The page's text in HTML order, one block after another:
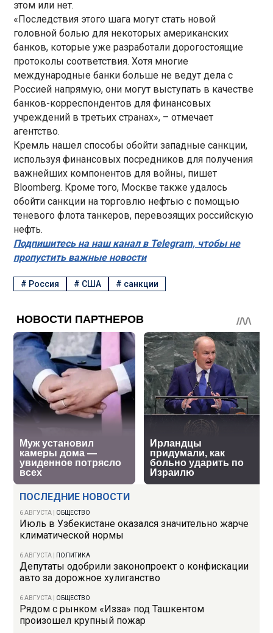
ПОСЛЕДНИЕ НОВОСТИ
6 АВГУСТА ОБЩЕСТВО
Июль в Узбекистане оказался значительно жарче
климатической нормы
6 АВГУСТА ПОЛИТИКА
Депутаты одобрили законопроект о конфискации
авто за дорожное хулиганство
6 АВГУСТА ОБЩЕСТВО
Рядом с рынком «Изза» под Ташкентом
произошел крупный пожар
этом или нет.
«Последствия этого шага могут стать новой
головной болью для некоторых американских
банков, которые уже разработали дорогостоящие
протоколы соответствия. Хотя многие
международные банки больше не ведут дела с
Россией напрямую, они могут выступать в качестве
банков-корреспондентов для финансовых
учреждений в третьих странах», – отмечает
агентство.
Кремль нашел способы обойти западные санкции,
используя финансовых посредников для получения
важнейших компонентов для войны, пишет
Bloomberg. Кроме того, Москве также удалось
обойти санкции на торговлю нефтью с помощью
теневого флота танкеров, перевозящих российскую
нефть.
Подпишитесь на наш канал в Telegram, чтобы не
пропустить важные новости
# Россия # США # санкции